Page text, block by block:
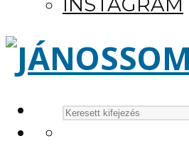
INSTAGRAM